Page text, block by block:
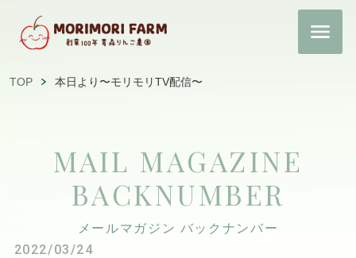
TOP 本日より〜モリモリTV配信〜
MAIL MAGAZINE
BACKNUMBER
メールマガジン バックナンバー
2022/03/24